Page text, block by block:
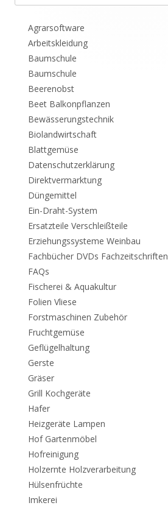
Seitenleiste
Agrarsoftware
Arbeitskleidung
Baumschule
Baumschule
Beerenobst
Beet Balkonpflanzen
Bewässerungstechnik
Biolandwirtschaft
Blattgemüse
Datenschutzerklärung
Direktvermarktung
Düngemittel
Ein-Draht-System
Ersatzteile Verschleißteile
Erziehungssysteme Weinbau
Fachbücher DVDs Fachzeitschriften
FAQs
Fischerei & Aquakultur
Folien Vliese
Forstmaschinen Zubehör
Fruchtgemüse
Geflügelhaltung
Gerste
Gräser
Grill Kochgeräte
Hafer
Heizgeräte Lampen
Hof Gartenmöbel
Hofreinigung
Holzernte Holzverarbeitung
Hülsenfrüchte
Imkerei